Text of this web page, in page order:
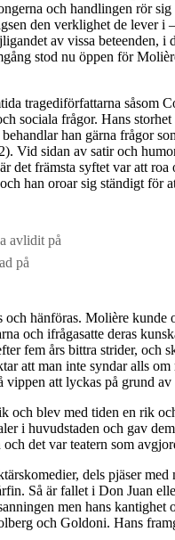
och handlingen rör
den verklighet de lever i
av vissa beteenden, i
stod nu öppen för
tragediförfattarna såsom
sociala frågor. Hans
han gärna frågor
Vid sidan av satir och
det främsta syftet var att
han oroar sig ständigt för
avlidit på
på
och hänföras. Molière
och ifrågasatte deras
fem års bittra strider, och
att man inte syndar alls
vippen att lyckas på grund
och blev med tiden en rik
i huvudstaden och gav
det var teatern som
dels pjäser
Så är fallet i Don Juan
men hans
och Goldoni. Hans